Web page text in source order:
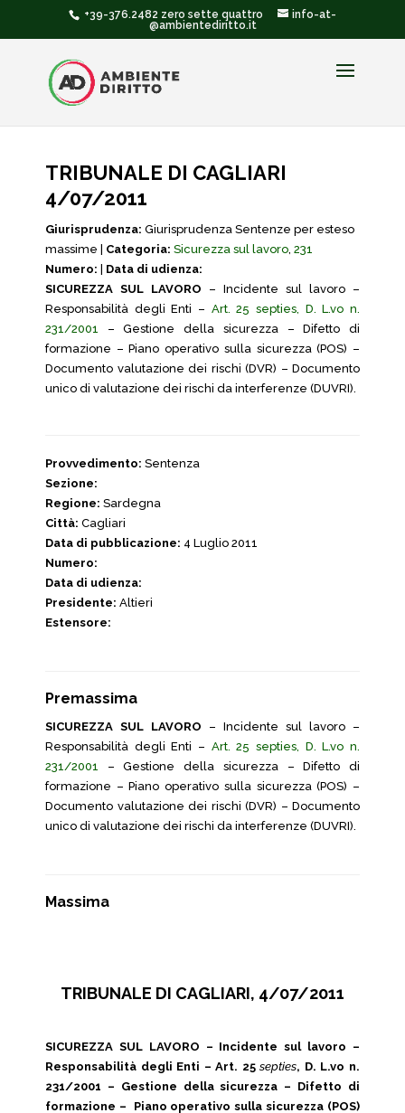
+39-376.2482 zero sette quattro
info-at-
@ambientediritto.it
TRIBUNALE DI CAGLIARI
4/07/2011
Giurisprudenza: Giurisprudenza Sentenze per esteso
massime | Categoria: Sicurezza sul lavoro, 231
Numero:
Data di udienza:
SICUREZZA SUL LAVORO – Incidente sul lavoro –
Responsabilità degli Enti – Art. 25 septies, D. L.vo n.
231/2001 – Gestione della sicurezza – Difetto di
formazione – Piano operativo sulla sicurezza (POS) –
Documento valutazione dei rischi (DVR) – Documento
unico di valutazione dei rischi da interferenze (DUVRI).
Provvedimento: Sentenza
Sezione:
Regione: Sardegna
Città: Cagliari
Data di pubblicazione: 4 Luglio 2011
Numero:
Data di udienza:
Presidente: Altieri
Estensore:
Premassima
SICUREZZA SUL LAVORO – Incidente sul lavoro –
Responsabilità degli Enti – Art. 25 septies, D. L.vo n.
231/2001 – Gestione della sicurezza – Difetto di
formazione – Piano operativo sulla sicurezza (POS) –
Documento valutazione dei rischi (DVR) – Documento
unico di valutazione dei rischi da interferenze (DUVRI).
Massima
TRIBUNALE DI CAGLIARI, 4/07/2011
SICUREZZA SUL LAVORO – Incidente sul lavoro –
Responsabilità degli Enti – Art. 25septies, D. L.vo n.
231/2001 – Gestione della sicurezza – Difetto di
formazione – Piano operativo sulla sicurezza (POS)